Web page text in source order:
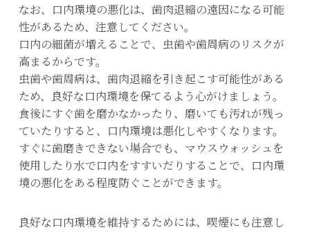
なお、口内環境の悪化は、歯肉退縮の遠因になる可能
性があるため、注意してください。
口内の細菌が増えることで、虫歯や歯周病のリスクが
高まるからです。
虫歯や歯周病は、歯肉退縮を引き起こす可能性がある
ため、良好な口内環境を保てるよう心がけましょう。
食後にすぐ歯を磨かなかったり、磨いても汚れが残っ
ていたりすると、口内環境は悪化しやすくなります。
すぐに歯磨きできない場合でも、マウスウォッシュを
使用したり水で口内をすすいだりすることで、口内環
境の悪化をある程度防ぐことができます。
良好な口内環境を維持するためには、喫煙にも注意し